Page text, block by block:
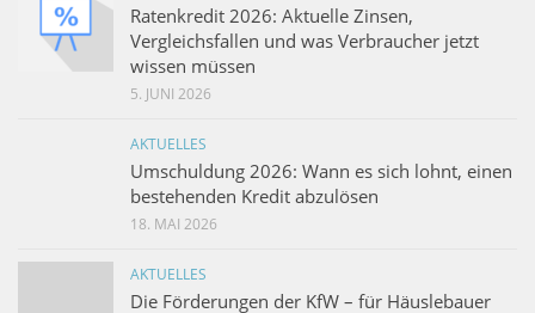
Ratenkredit 2026: Aktuelle Zinsen,
Vergleichsfallen und was Verbraucher jetzt
wissen müssen
5. JUNI 2026
AKTUELLES
Umschuldung 2026: Wann es sich lohnt, einen
bestehenden Kredit abzulösen
18. MAI 2026
AKTUELLES
Die Förderungen der KfW – für Häuslebauer